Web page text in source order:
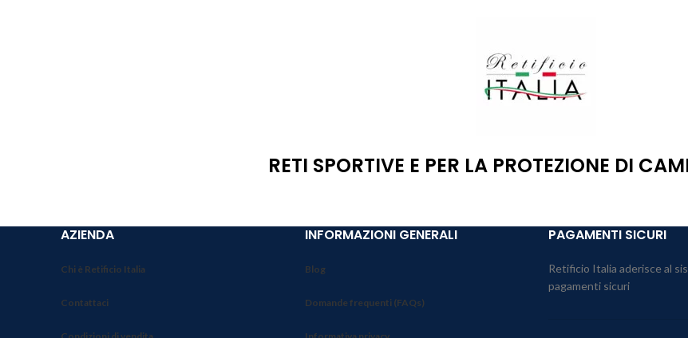
RETI SPORTIVE E PER LA PROTEZIONE DI
AZIENDA
Chi è Retificio Italia
Contattaci
INFORMAZIONI GENERALI
Blog
Domande frequenti (FAQs)
PAGAMENTI SICURI
Retificio Italia aderisce al
pagamenti sicuri